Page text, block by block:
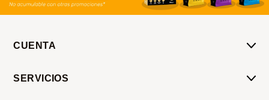
CUENTA
SERVICIOS